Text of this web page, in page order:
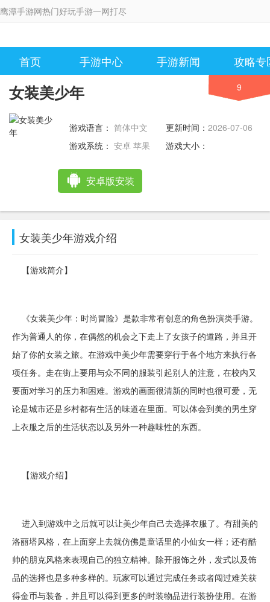
鹰潭手游网热门好玩手游一网打尽
首页 手游中心 手游新闻 攻略专
女装美少年 9
游戏语言： 简体中文 更新时间： 2026-07-06
11:33:12
游戏系统： 安卓 苹果 游戏大小：
安卓版安装
女装美少年游戏介绍
【游戏简介】
《女装美少年：时尚冒险》是款非常有创意的角色扮演类手游。
作为普通人的你，在偶然的机会之下走上了女孩子的道路，并且开
始了你的女装之旅。在游戏中美少年需要穿行于各个地方来执行各
项任务。走在街上要用与众不同的服装引起别人的注意，在校内又
要面对学习的压力和困难。游戏的画面很清新的同时也很可爱，无
论是城市还是乡村都有生活的味道在里面。可以体会到美的男生穿
上衣服之后的生活状态以及另外一种趣味性的东西。
【游戏介绍】
进入到游戏中之后就可以让美少年自己去选择衣服了。有甜美的
洛丽塔风格，在上面穿上去就仿佛是童话里的小仙女一样；还有酷
帅的朋克风格来表现自己的独立精神。除开服饰之外，发式以及饰
品的选择也是多种多样的。玩家可以通过完成任务或者闯过难关获
得金币与装备，并且可以得到更多的时装物品进行装扮使用。在游